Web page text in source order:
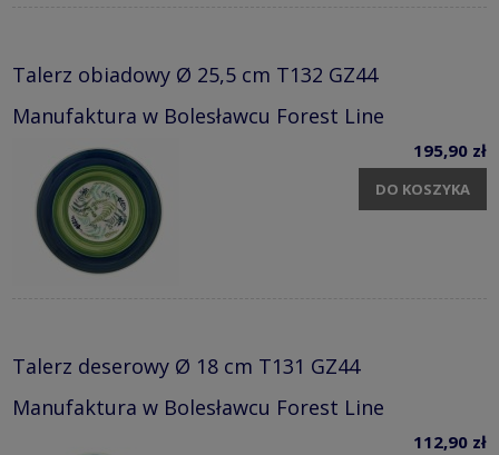
Talerz obiadowy Ø 25,5 cm T132 GZ44
Manufaktura w Bolesławcu Forest Line
195,90 zł
DO KOSZYKA
Talerz deserowy Ø 18 cm T131 GZ44
Manufaktura w Bolesławcu Forest Line
112,90 zł